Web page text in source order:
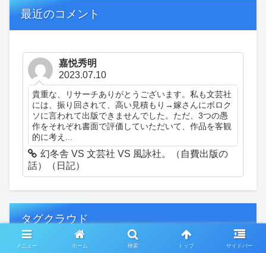
最近のコメント
嘉悦秀明
2023.07.10
貴重な、リサーチありがとうございます。私も文芸社
には、振り回されて、高い見積もり→嫁さんにボロク
ソに言われて出版できませんでした。ただ、3つの愚
作をそれぞれ書面で評価していただいて、作品を客観
的に考え...
幻冬舎 VS 文芸社 VS 風詠社。（自費出版の
話）（日記）
タグクラウド
メニュー ホーム 検索 トップ サイドバー